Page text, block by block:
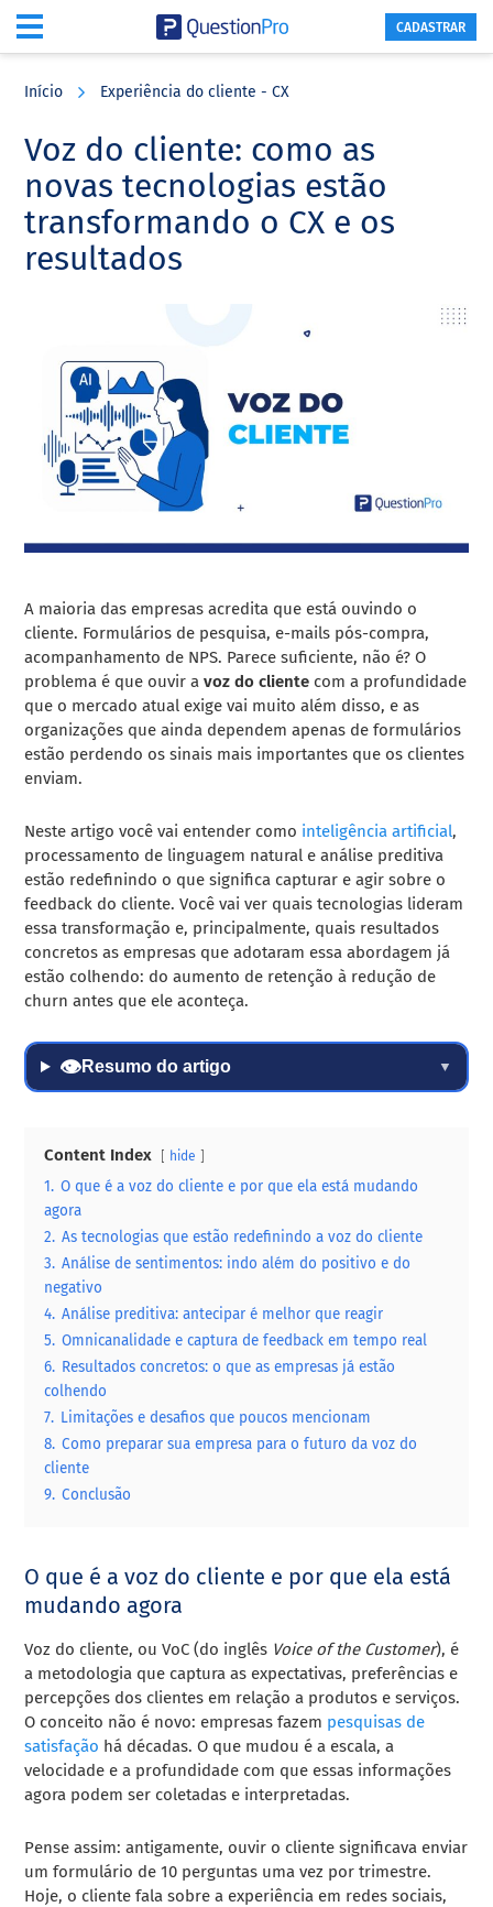
content
sidebar
CADASTRAR
Início Experiência do cliente - CX
Voz do cliente: como as
novas tecnologias estão
transformando o CX e os
resultados
A maioria das empresas acredita que está ouvindo o
cliente. Formulários de pesquisa, e-mails pós-compra,
acompanhamento de NPS. Parece suficiente, não é? O
problema é que ouvir avoz do cliente com a profundidade
que o mercado atual exige vai muito além disso, e as
organizações que ainda dependem apenas de formulários
estão perdendo os sinais mais importantes que os clientes
enviam.
Neste artigo você vai entender como inteligência artificial,
processamento de linguagem natural e análise preditiva
estão redefinindo o que significa capturar e agir sobre o
feedback do cliente. Você vai ver quais tecnologias lideram
essa transformação e, principalmente, quais resultados
concretos as empresas que adotaram essa abordagem já
estão colhendo: do aumento de retenção à redução de
churn antes que ele aconteça.
👁Resumo do artigo ▼
Content Index hide
1. O que é a voz do cliente e por que ela está mudando
agora
2. As tecnologias que estão redefinindo a voz do cliente
3. Análise de sentimentos: indo além do positivo e do
negativo
4. Análise preditiva: antecipar é melhor que reagir
5. Omnicanalidade e captura de feedback em tempo real
6. Resultados concretos: o que as empresas já estão
colhendo
7. Limitações e desafios que poucos mencionam
8. Como preparar sua empresa para o futuro da voz do
cliente
9. Conclusão
O que é a voz do cliente e por que ela está
mudando agora
Voz do cliente, ou VoC (do inglês Voice of the Customer), é
a metodologia que captura as expectativas, preferências e
percepções dos clientes em relação a produtos e serviços.
O conceito não é novo: empresas fazem pesquisas de
satisfação há décadas. O que mudou é a escala, a
velocidade e a profundidade com que essas informações
agora podem ser coletadas e interpretadas.
Pense assim: antigamente, ouvir o cliente significava enviar
um formulário de 10 perguntas uma vez por trimestre.
Hoje, o cliente fala sobre a experiência em redes sociais,